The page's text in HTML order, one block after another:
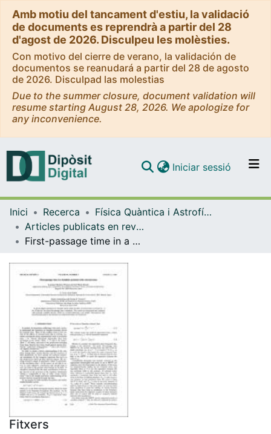
Amb motiu del tancament d'estiu, la validació
de documents es reprendrà a partir del 28
d'agost de 2026. Disculpeu les molèsties.
Con motivo del cierre de verano, la validación de
documentos se reanudará a partir del 28 de agosto
de 2026. Disculpad las molestias
Due to the summer closure, document validation will
resume starting August 28, 2026. We apologize for
any inconvenience.
Navega per tot el DD
Contacte
Iniciar sessió (current)
Inici Recerca
Física Quàntica i Astrofísica
Articles publicats en revistes (Física Quàntica i Astrofísica)
First-passage time in a bistable potential with colored noise
Fitxers